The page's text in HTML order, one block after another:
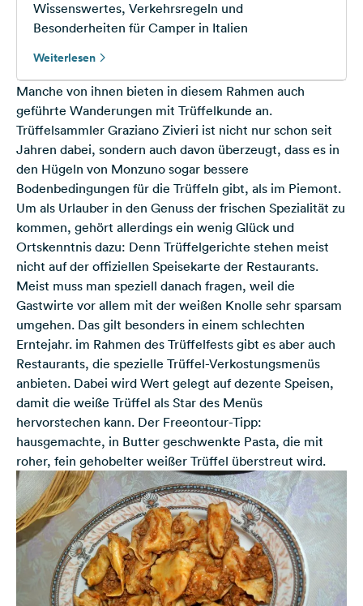
Wissenswertes, Verkehrsregeln und
Besonderheiten für Camper in Italien
Weiterlesen
Manche von ihnen bieten in diesem Rahmen auch
geführte Wanderungen mit Trüffelkunde an.
Trüffelsammler Graziano Zivieri ist nicht nur schon seit
Jahren dabei, sondern auch davon überzeugt, dass es in
den Hügeln von Monzuno sogar bessere
Bodenbedingungen für die Trüffeln gibt, als im Piemont.
Um als Urlauber in den Genuss der frischen Spezialität zu
kommen, gehört allerdings ein wenig Glück und
Ortskenntnis dazu: Denn Trüffelgerichte stehen meist
nicht auf der offiziellen Speisekarte der Restaurants.
Meist muss man speziell danach fragen, weil die
Gastwirte vor allem mit der weißen Knolle sehr sparsam
umgehen. Das gilt besonders in einem schlechten
Erntejahr. im Rahmen des Trüffelfests gibt es aber auch
Restaurants, die spezielle Trüffel-Verkostungsmenüs
anbieten. Dabei wird Wert gelegt auf dezente Speisen,
damit die weiße Trüffel als Star des Menüs
hervorstechen kann. Der Freeontour-Tipp:
hausgemachte, in Butter geschwenkte Pasta, die mit
roher, fein gehobelter weißer Trüffel überstreut wird.